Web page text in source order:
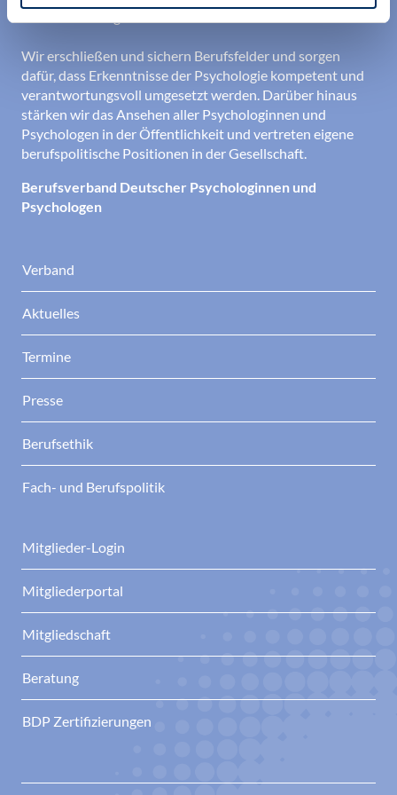
Wir erschließen und sichern Berufsfelder und sorgen
dafür, dass Erkenntnisse der Psychologie kompetent und
verantwortungsvoll umgesetzt werden. Darüber hinaus
stärken wir das Ansehen aller Psychologinnen und
Psychologen in der Öffentlichkeit und vertreten eigene
berufspolitische Positionen in der Gesellschaft.
Berufsverband Deutscher Psychologinnen und
Psychologen
Verband
Aktuelles
Termine
Presse
Berufsethik
Fach- und Berufspolitik
Mitglieder-Login
Mitgliederportal
Mitgliedschaft
Beratung
BDP Zertifizierungen